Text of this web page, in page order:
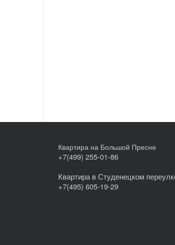
Квартира на Большой Пресне
+7(499) 255-01-86
Квартира в Студенецком
+7(495) 605-19-29